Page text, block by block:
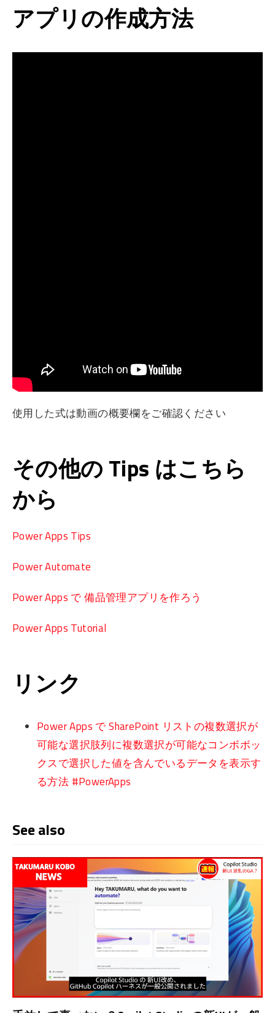
アプリの作成方法
使用した式は動画の概要欄をご確認ください
その他の Tips はこちら
から
Power Apps Tips
Power Automate
Power Apps で 備品管理アプリを作ろう
Power Apps Tutorial
リンク
Power Apps で SharePoint リストの複数選択が
可能な選択肢列に複数選択が可能なコンボボッ
クスで選択した値を含んでいるデータを表示す
る方法 #PowerApps
See also